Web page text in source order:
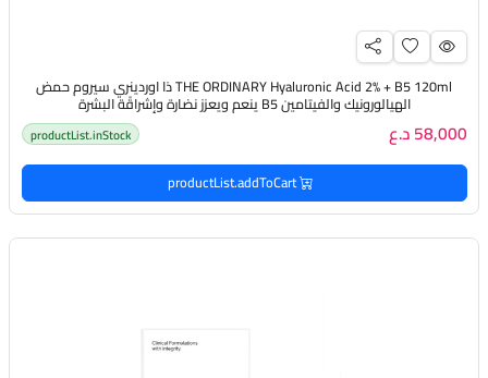
THE ORDINARY Hyaluronic Acid 2% + B5 120ml ذا اوردينري سيروم حمض
الهيالورونيك والفيتامين B5 ينعم ويعزز نضارة وإشراقًة البشرة
58,000 د.ع productList.inStock
productList.addToCart